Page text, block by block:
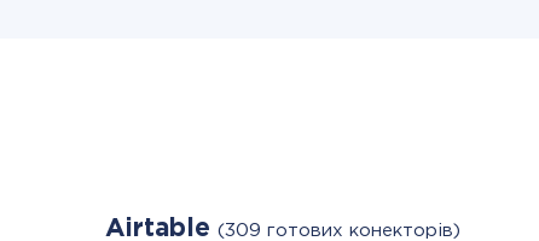
Airtable (309 готових конекторів)